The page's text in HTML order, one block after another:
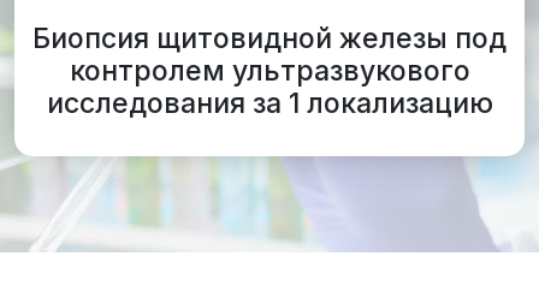
Биопсия щитовидной железы под
контролем ультразвукового
исследования за 1 локализацию